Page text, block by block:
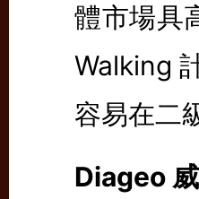
體市場具
Walking
容易在二
Diageo